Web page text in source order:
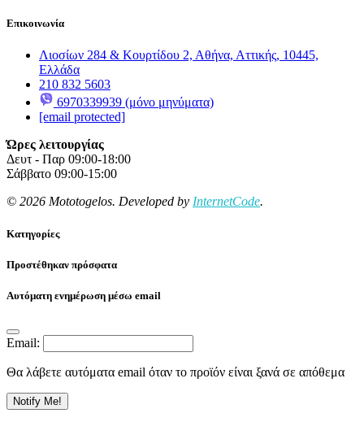
Επικοινωνία
Λιοσίων 284 & Κουρτίδου 2, Αθήνα, Αττικής, 10445,
Ελλάδα
210 832 5603
6970339939 (μόνο μηνύματα)
[email protected]
Ώρες λειτουργίας
Δευτ - Παρ 09:00-18:00
Σάββατο 09:00-15:00
© 2026 Mototogelos. Developed by InternetCode.
Κατηγορίες
Προστέθηκαν πρόσφατα
Αυτόματη ενημέρωση μέσω email
Email:
Θα λάβετε αυτόματα email όταν το προϊόν είναι ξανά σε απόθεμα
Notify Me!